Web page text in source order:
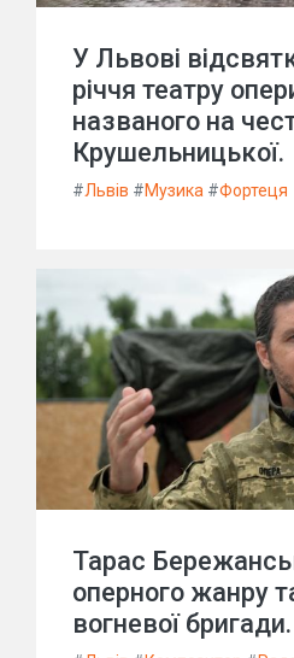
У Львові
річчя театру
названого на
Крушельницької.
#Львів #Музика #Фортеця
Тарас
оперного жанру
вогневої бригади.